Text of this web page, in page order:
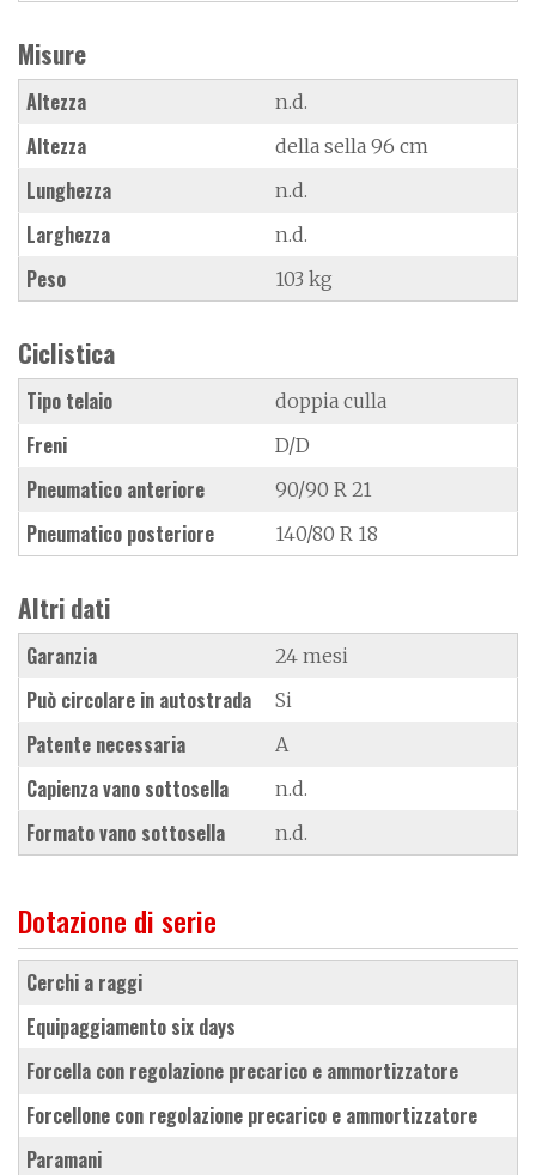
Misure
Altezza n.d.
Altezza della sella 96 cm
Lunghezza n.d.
Larghezza n.d.
Peso 103 kg
Ciclistica
Tipo telaio doppia culla
Freni D/D
Pneumatico anteriore 90/90 R 21
Pneumatico posteriore 140/80 R 18
Altri dati
Garanzia 24 mesi
Può circolare in autostrada Si
Patente necessaria A
Capienza vano sottosella n.d.
Formato vano sottosella n.d.
Dotazione di serie
cerchi a raggi
equipaggiamento six days
forcella con regolazione precarico e ammortizzatore
forcellone con regolazione precarico e ammortizzatore
paramani